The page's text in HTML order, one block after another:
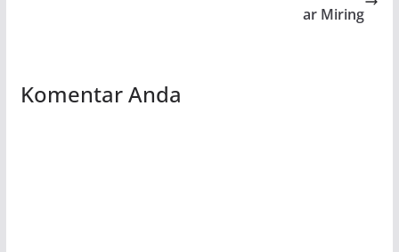
ar Miring
Komentar Anda